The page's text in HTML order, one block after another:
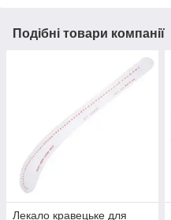
Подібні товари компанії
Лекало кравецьке для